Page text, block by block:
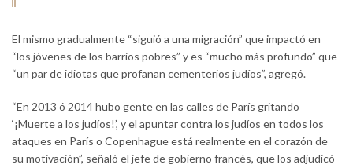
El mismo gradualmente “siguió a una migración” que impactó en
“los jóvenes de los barrios pobres” y es “mucho más profundo” que
“un par de idiotas que profanan cementerios judíos”, agregó.
“En 2013 ó 2014 hubo gente en las calles de París gritando
‘¡Muerte a los judíos!’, y el apuntar contra los judíos en todos los
ataques en París o Copenhague está realmente en el corazón de
su motivación”, señaló el jefe de gobierno francés, que los adjudicó